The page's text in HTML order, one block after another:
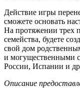
Действие игры
сможете основать
На протяжении трех
семейства, будете
свой дом
и могущественными
России, Испании и
Описание